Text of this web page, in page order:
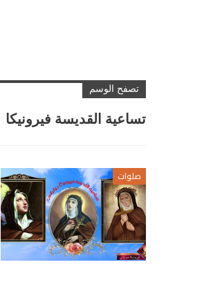
تصفح الوسم
تساعية القديسة فيرونيكا
صلوات